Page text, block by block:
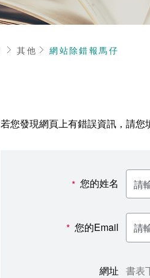
首頁其他 網站除錯報馬仔
若您發現網頁上有錯誤資訊，請
* 您的姓名
* 您的Email
網址 書表